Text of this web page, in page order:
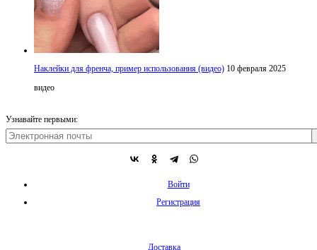
Наклейки для френча, пример использования (видео)
видео
Доставка
Оплата